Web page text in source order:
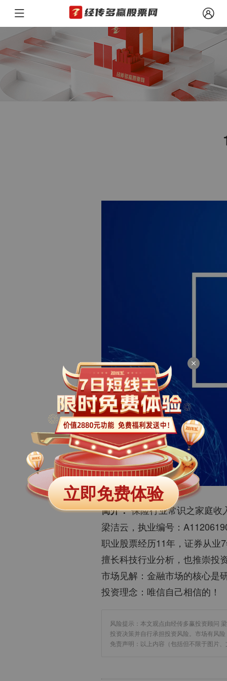
简介：保险行业常识之家庭收
梁洁云，执业编号：
职业股票经历11年，证券从业
擅长科技行业分析，也推崇投
市场见解：金融市场的核心
投资理念：唯信自己相信的！
风险提示：本文观点由经传多赢投资顾问
投资决策并自行承担投资风险。市场有风
免责声明：以上内容（包括但不限于图片
立即免费体验